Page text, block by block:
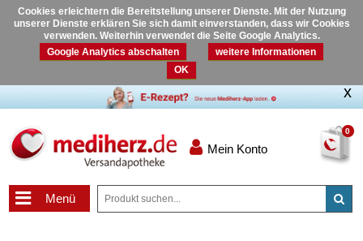
Cookies erleichtern die Bereitstellung unserer Dienste. Mit der Nutzung
unserer Dienste erklären Sie sich damit einverstanden, dass wir Cookies
verwenden. Weiterhin verwendet die Seite Google Analytics.
Google Analytics abschalten
weitere Informationen
OK
0
Mein Konto
Menü